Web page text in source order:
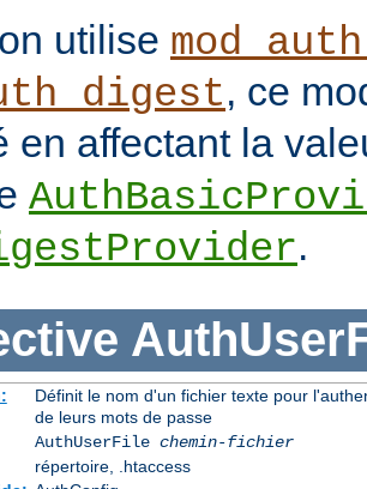
utilise
, ce
en affectant la
.
Définit le nom d'un fichier texte pour
de leurs mots de passe
AuthUserFile chemin-fichier
répertoire, .htaccess